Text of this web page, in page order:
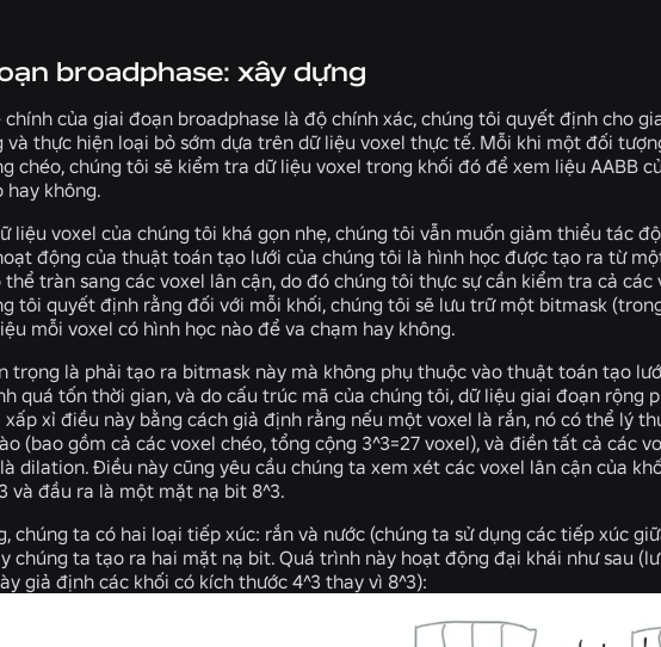
broadphase: xây dựng
chính của giai đoạn broadphase là độ chính xác, chúng tôi quyết định cho
và thực hiện loại bỏ sớm dựa trên dữ liệu voxel thực tế. Mỗi khi một đối
chéo, chúng tôi sẽ kiểm tra dữ liệu voxel trong khối đó để xem liệu AABB
hay không.
liệu voxel của chúng tôi khá gọn nhẹ, chúng tôi vẫn muốn giảm thiểu tác
động của thuật toán tạo lưới của chúng tôi là hình học được tạo ra từ
thể tràn sang các voxel lân cận, do đó chúng tôi thực sự cần kiểm tra cả
tôi quyết định rằng đối với mỗi khối, chúng tôi sẽ lưu trữ một bitmask
mỗi voxel có hình học nào để va chạm hay không.
trọng là phải tạo ra bitmask này mà không phụ thuộc vào thuật toán tạo
quá tốn thời gian, và do cấu trúc mã của chúng tôi, dữ liệu giai đoạn rộng
xỉ điều này bằng cách giả định rằng nếu một voxel là rắn, nó có thể lý
(bao gồm cả các voxel chéo, tổng cộng 3^3=27 voxel), và điền tất cả các
dilation. Điều này cũng yêu cầu chúng ta xem xét các voxel lân cận của
và đầu ra là một mặt nạ bit 8^3.
chúng ta có hai loại tiếp xúc: rắn và nước (chúng ta sử dụng các tiếp xúc
chúng ta tạo ra hai mặt nạ bit. Quá trình này hoạt động đại khái như sau
giả định các khối có kích thước 4^3 thay vì 8^3):